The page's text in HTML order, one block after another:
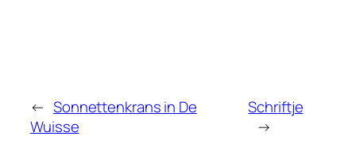
← Sonnettenkrans in De
Wuisse
Schriftje
→